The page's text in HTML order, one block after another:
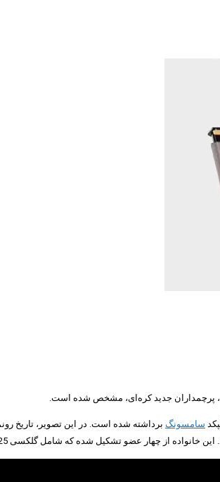
سامسونگ برداشته شده است. در این تصویر، تاریخ